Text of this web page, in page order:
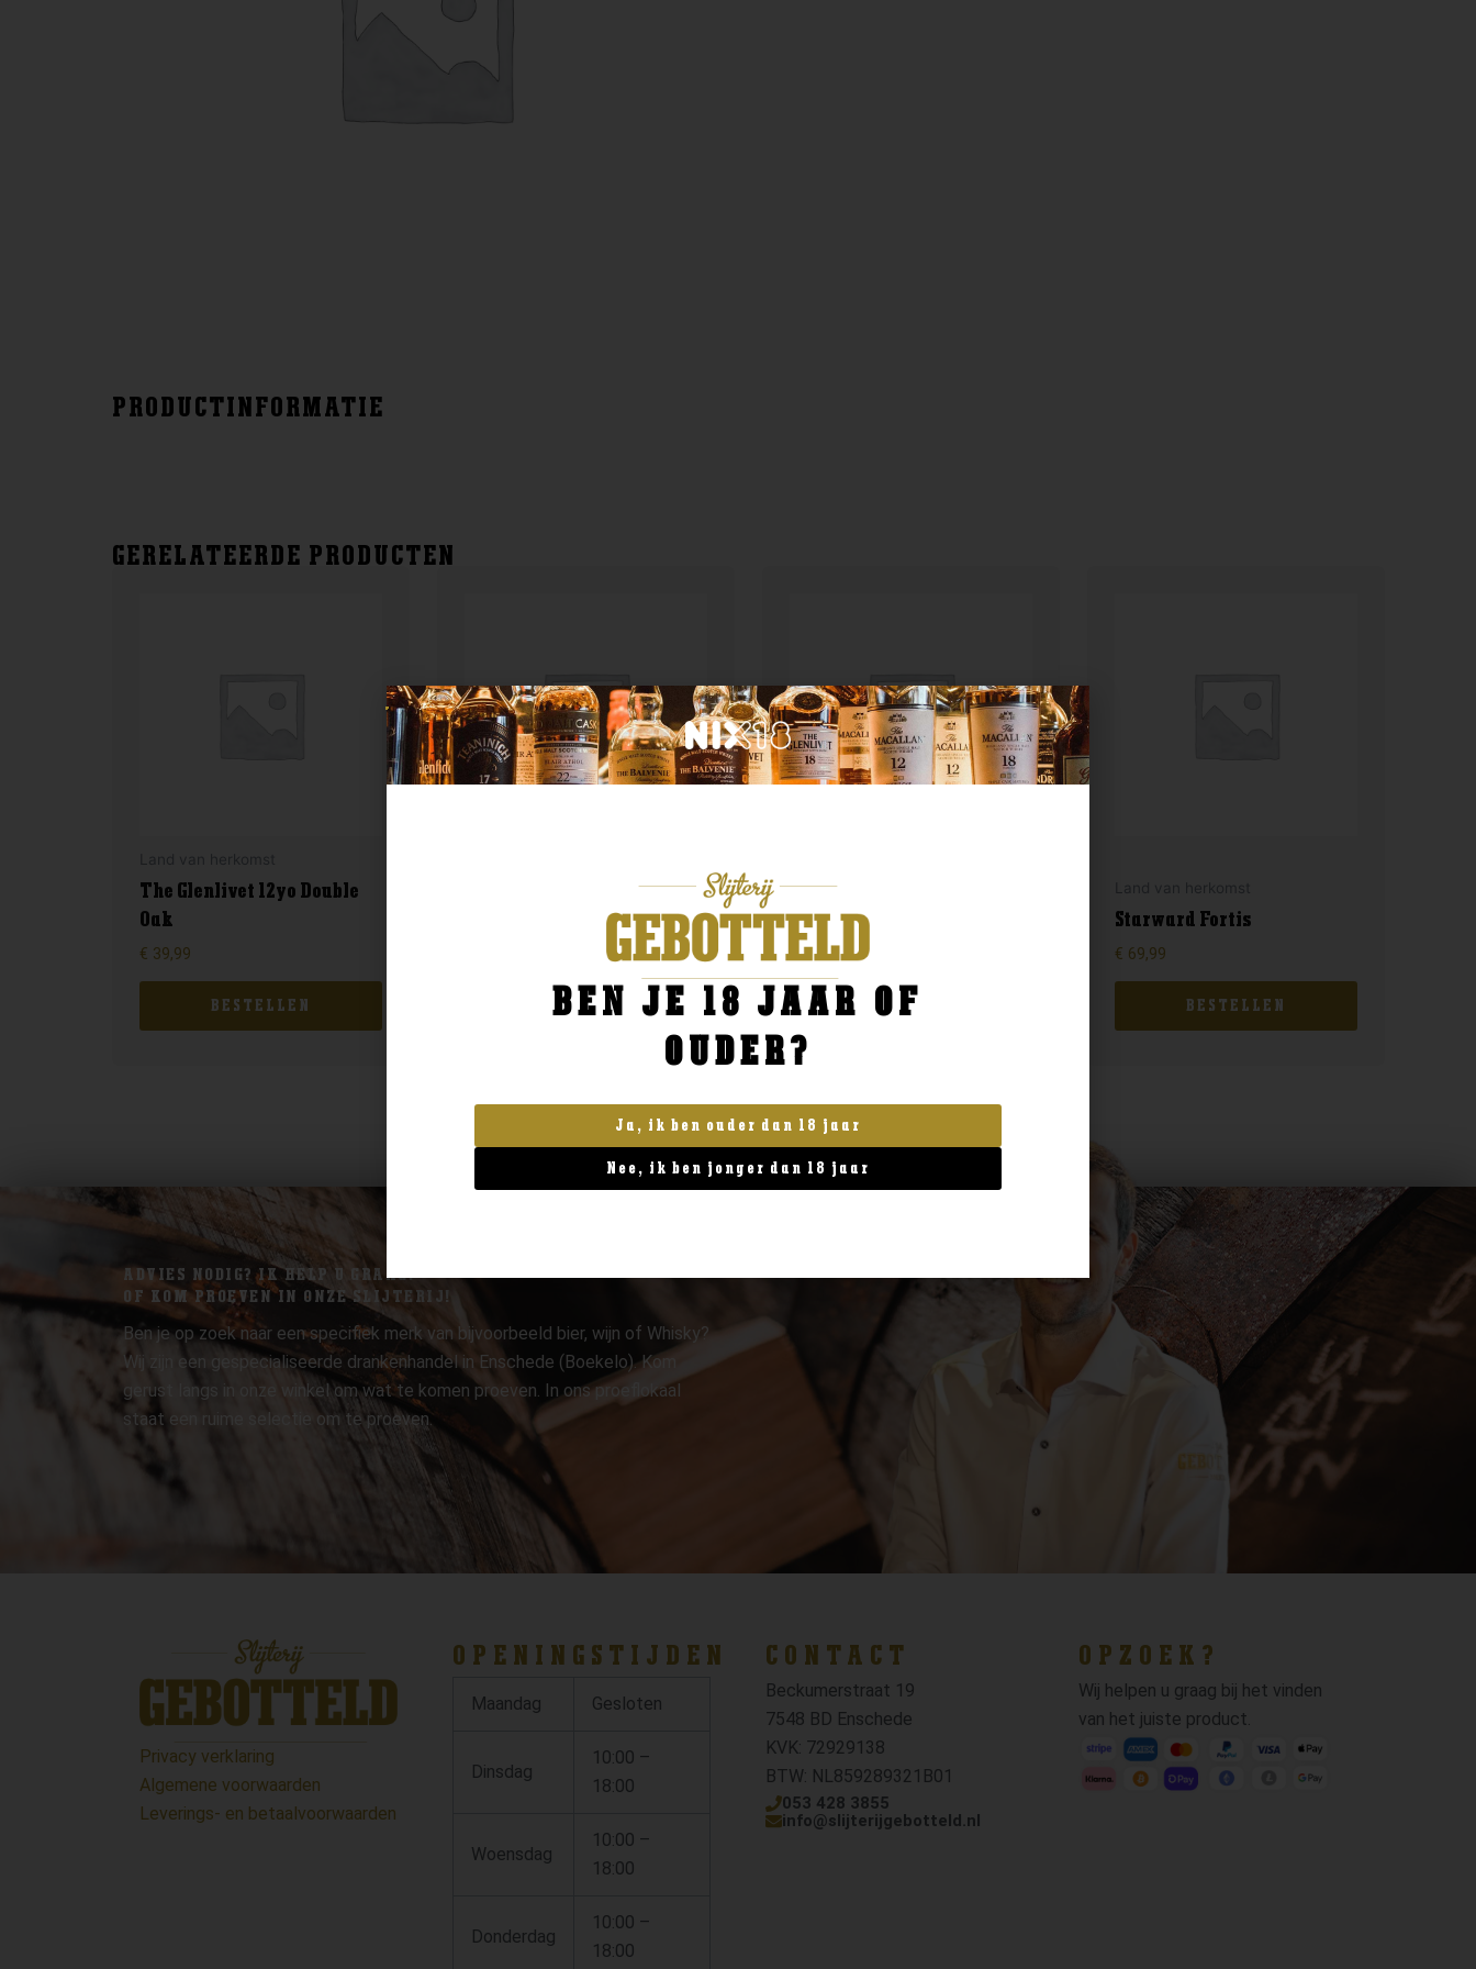
PRODUCTINFORMATIE
GERELATEERDE PRODUCTEN
The Glenlivet 12yo Double
Oak
€ 39,99
BESTELLEN BESTELLEN
Stauning Danish Rye
Whiskey
54,99
BESTELLEN
Starward Fortis
€ 69,99
BESTELLEN
ADVIES NODIG? IK HELP U GRAAG.
OF KOM PROEVEN IN ONZE SLIJTERIJ!
Ben je op zoek naar een specifiek merk van bijvoorbeeld bier, wijn of Whisky?
Wij zijn een gespecialiseerde drankenhandel in Enschede (Boekelo). Kom
gerust langs in onze winkel om wat te komen proeven. In ons proeflokaal
staat een ruime selectie om te proeven.
Privacy verklaring
Algemene voorwaarden
Leverings- en betaalvoorwaarden
OPENINGSTIJDEN
Maandag Gesloten
Dinsdag
10:00 –
18:00
Woensdag
10:00 –
18:00
Donderdag
10:00 –
18:00
CONTACT
Beckumerstraat 19
7548 BD Enschede
KVK: 72929138
BTW: NL859289321B01
053 428 3855
info@slijterijgebotteld.nl
OPZOEK?
Wij helpen u graag bij het vinden
van het juiste product.
BEN JE 18 JAAR OF
OUDER?
Ja, ik ben ouder dan 18 jaar
Nee, ik ben jonger dan 18 jaar